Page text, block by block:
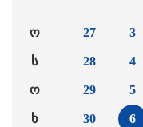
ო
ს
ო
ხ
27
28
29
30
3
4
5
6